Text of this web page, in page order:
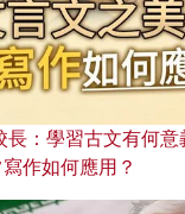
長：學習古文有何
作如何應用？